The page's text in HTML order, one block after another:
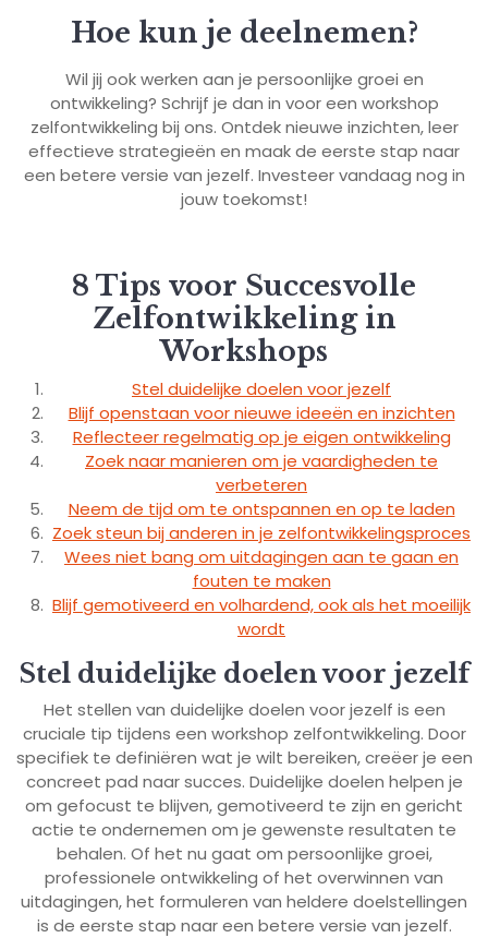
Hoe kun je deelnemen?
Wil jij ook werken aan je persoonlijke groei en
ontwikkeling? Schrijf je dan in voor een workshop
zelfontwikkeling bij ons. Ontdek nieuwe inzichten, leer
effectieve strategieën en maak de eerste stap naar
een betere versie van jezelf. Investeer vandaag nog in
jouw toekomst!
8 Tips voor Succesvolle
Zelfontwikkeling in
Workshops
Stel duidelijke doelen voor jezelf
Blijf openstaan voor nieuwe ideeën en inzichten
Reflecteer regelmatig op je eigen ontwikkeling
Zoek naar manieren om je vaardigheden te
verbeteren
Neem de tijd om te ontspannen en op te laden
Zoek steun bij anderen in je zelfontwikkelingsproces
Wees niet bang om uitdagingen aan te gaan en
fouten te maken
Blijf gemotiveerd en volhardend, ook als het moeilijk
wordt
Stel duidelijke doelen voor jezelf
Het stellen van duidelijke doelen voor jezelf is een
cruciale tip tijdens een workshop zelfontwikkeling. Door
specifiek te definiëren wat je wilt bereiken, creëer je een
concreet pad naar succes. Duidelijke doelen helpen je
om gefocust te blijven, gemotiveerd te zijn en gericht
actie te ondernemen om je gewenste resultaten te
behalen. Of het nu gaat om persoonlijke groei,
professionele ontwikkeling of het overwinnen van
uitdagingen, het formuleren van heldere doelstellingen
is de eerste stap naar een betere versie van jezelf.